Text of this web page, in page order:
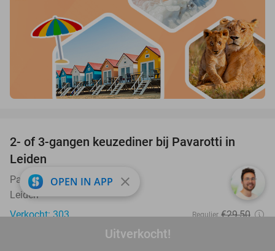
Uitverkocht!
2- of 3-gangen keuzediner bij Pavarotti in
Leiden
Pavarotti Leiden 9.3star
Leiden
Verkocht: 303
Regulier €29,50
OPEN IN APP close